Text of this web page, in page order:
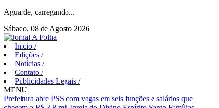
Aguarde, carregando...
Sábado, 08 de Agosto 2026
Início /
Edições /
Notícias /
Contato /
Publicidades Legais /
MENU
Prefeitura abre PSS com vagas em seis funções e salários que